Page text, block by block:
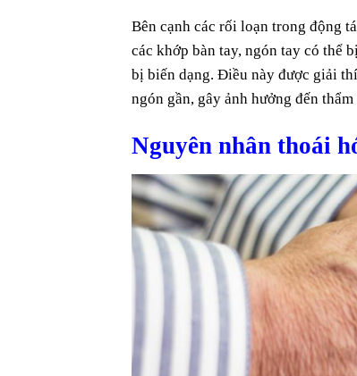
Bên cạnh các rối loạn trong động
các khớp bàn tay, ngón tay có thể
bị biến dạng. Điều này được giải
ngón gần, gây ảnh hưởng đến thẩm
Nguyên nhân thoái